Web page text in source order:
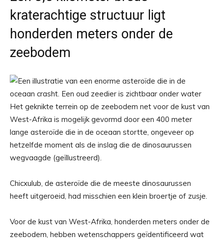
kraterachtige structuur ligt
honderden meters onder de
zeebodem
Het geknikte terrein op de zeebodem net voor de kust van
West-Afrika is mogelijk gevormd door een 400 meter
lange asteroïde die in de oceaan stortte, ongeveer op
hetzelfde moment als de inslag die de dinosaurussen
wegvaagde (geïllustreerd).
Chicxulub, de asteroïde die de meeste dinosaurussen
heeft uitgeroeid, had misschien een klein broertje of zusje.
Voor de kust van West-Afrika, honderden meters onder de
zeebodem, hebben wetenschappers geïdentificeerd wat